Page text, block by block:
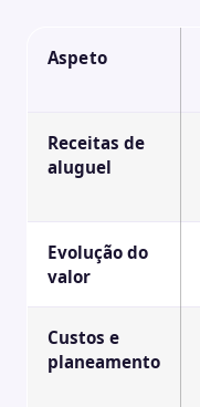
Aspeto
Receitas de
aluguel
Evolução do
valor
Custos e
planeamento